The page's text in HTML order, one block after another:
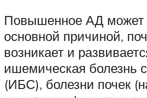
Повышенное АД может
основной причиной,
возникает и
ишемическая болезнь
(ИБС), болезни почек